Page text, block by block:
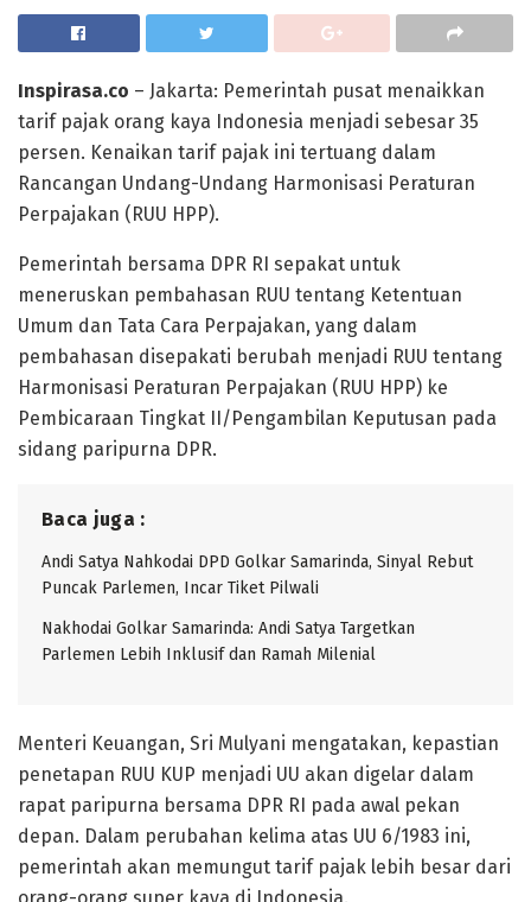
Inspirasa.co – Jakarta: Pemerintah pusat menaikkan
tarif pajak orang kaya Indonesia menjadi sebesar 35
persen. Kenaikan tarif pajak ini tertuang dalam
Rancangan Undang-Undang Harmonisasi Peraturan
Perpajakan (RUU HPP).
Pemerintah bersama DPR RI sepakat untuk
meneruskan pembahasan RUU tentang Ketentuan
Umum dan Tata Cara Perpajakan, yang dalam
pembahasan disepakati berubah menjadi RUU tentang
Harmonisasi Peraturan Perpajakan (RUU HPP) ke
Pembicaraan Tingkat II/Pengambilan Keputusan pada
sidang paripurna DPR.
Baca juga :
Andi Satya Nahkodai DPD Golkar Samarinda, Sinyal Rebut
Puncak Parlemen, Incar Tiket Pilwali
Nakhodai Golkar Samarinda: Andi Satya Targetkan
Parlemen Lebih Inklusif dan Ramah Milenial
Menteri Keuangan, Sri Mulyani mengatakan, kepastian
penetapan RUU KUP menjadi UU akan digelar dalam
rapat paripurna bersama DPR RI pada awal pekan
depan. Dalam perubahan kelima atas UU 6/1983 ini,
pemerintah akan memungut tarif pajak lebih besar dari